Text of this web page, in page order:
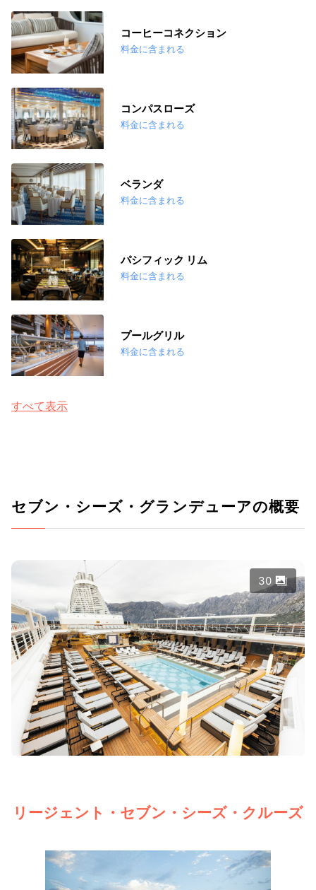
コーヒーコネクション
料金に含まれる
コンパスローズ
料金に含まれる
ベランダ
料金に含まれる
パシフィック リム
料金に含まれる
プールグリル
料金に含まれる
すべて表示
セブン・シーズ・グランデューアの概要
30
リージェント・セブン・シーズ・クルーズ